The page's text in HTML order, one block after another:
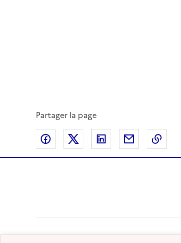
Partager la page
Partager sur Facebook
Partager sur Twitter
Partager surPartager